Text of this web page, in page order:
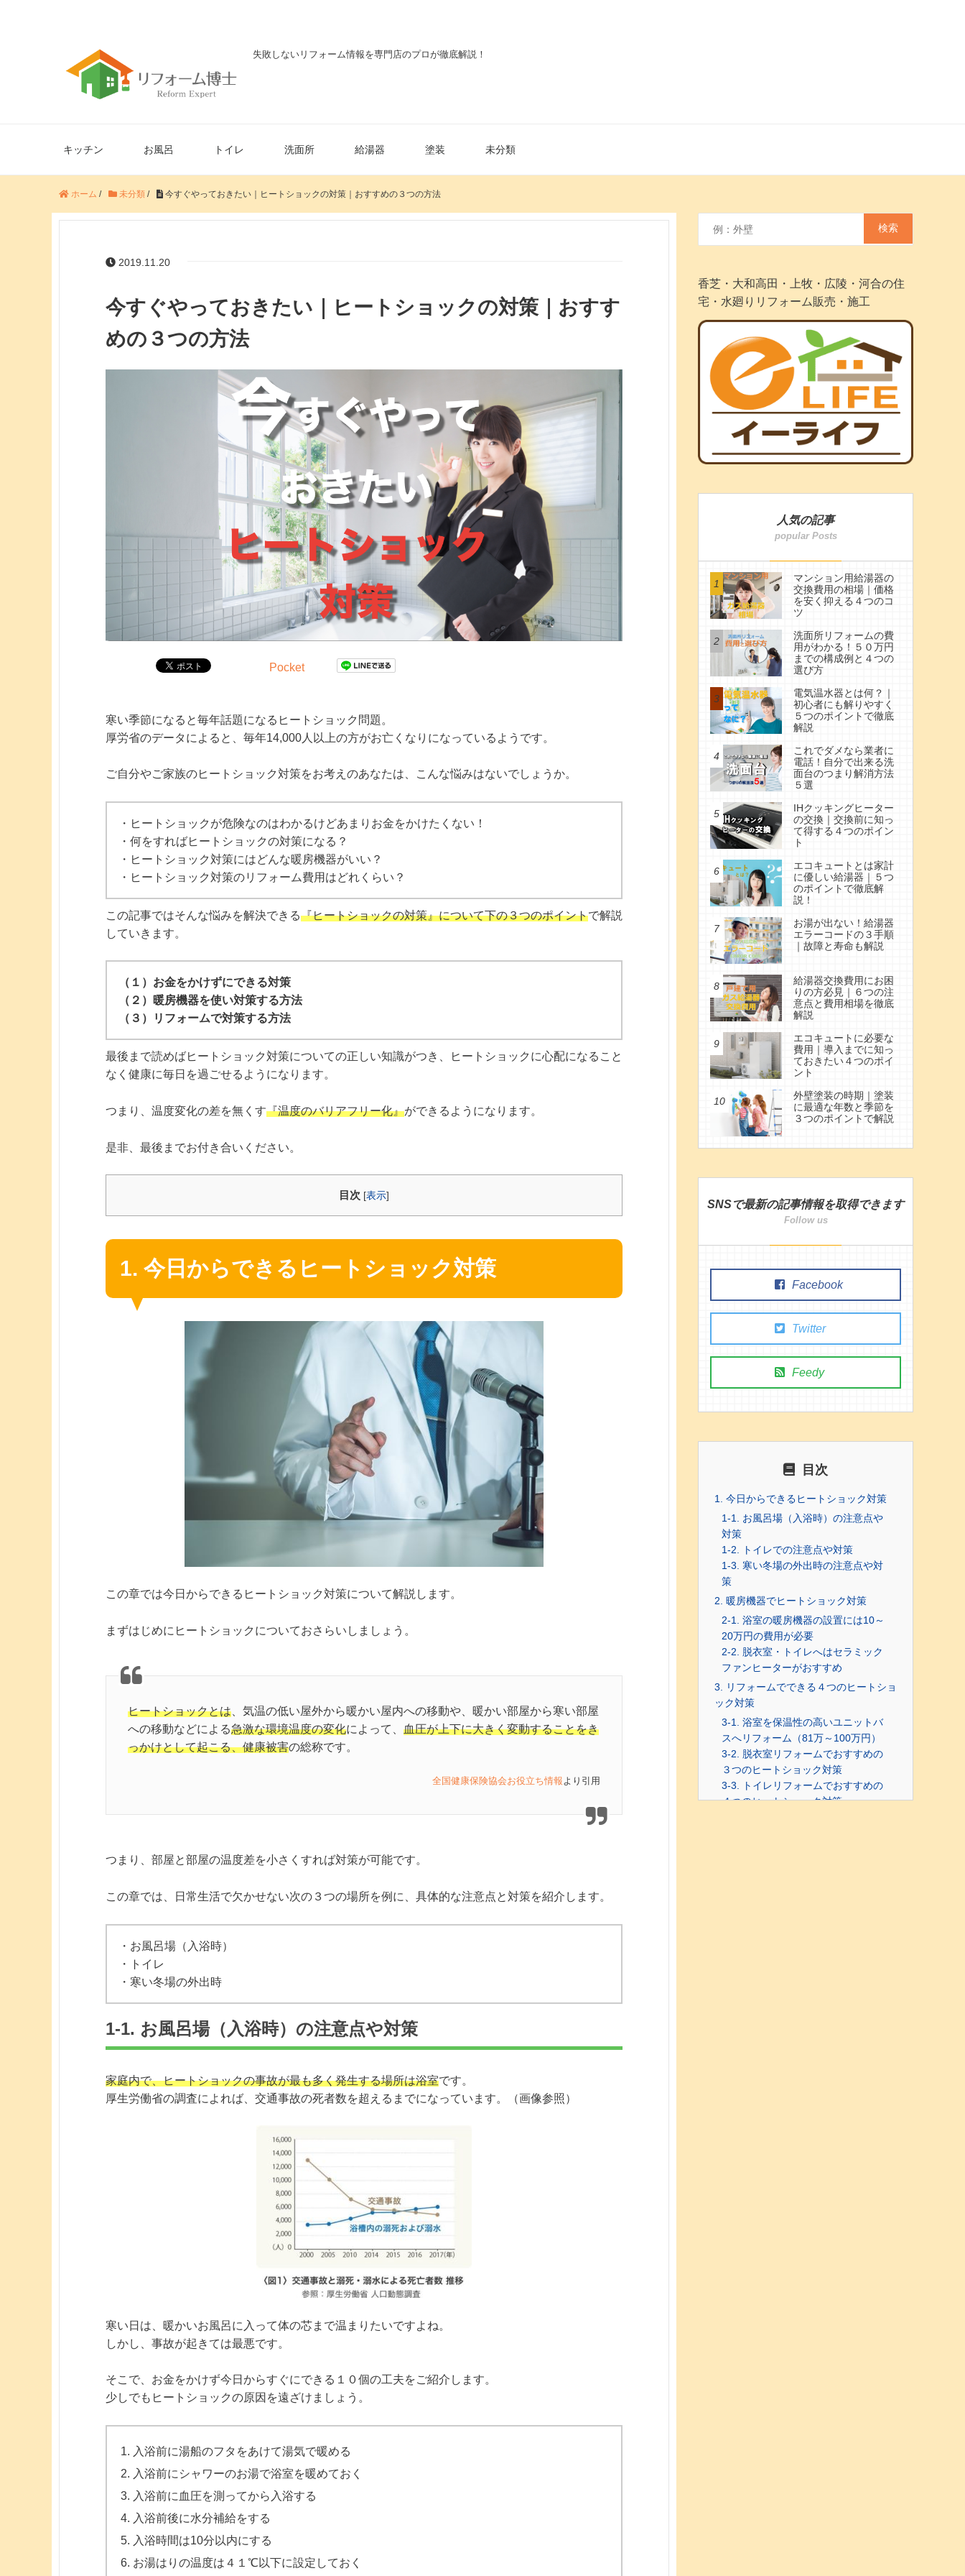
失敗しないリフォーム情報を専門店のプロが徹底解説！
キッチン お風呂 トイレ 洗面所 給湯器 塗装 未分類
ホーム / 未分類 / 今すぐやっておきたい｜ヒートショックの対策｜おすすめの３つの方法
2019.11.20
今すぐやっておきたい｜ヒートショックの対策｜おすす
めの３つの方法
Pocket
寒い季節になると毎年話題になるヒートショック問題。
厚労省のデータによると、毎年14,000人以上の方がお亡くなりになっているようです。
ご自分やご家族のヒートショック対策をお考えのあなたは、こんな悩みはないでしょうか。
・ヒートショックが危険なのはわかるけどあまりお金をかけたくない！
・何をすればヒートショックの対策になる？
・ヒートショック対策にはどんな暖房機器がいい？
・ヒートショック対策のリフォーム費用はどれくらい？
この記事ではそんな悩みを解決できる『ヒートショックの対策』について下の３つのポイントで解説
していきます。
（１）お金をかけずにできる対策
（２）暖房機器を使い対策する方法
（３）リフォームで対策する方法
最後まで読めばヒートショック対策についての正しい知識がつき、ヒートショックに心配になること
なく健康に毎日を過ごせるようになります。
つまり、温度変化の差を無くす『温度のバリアフリー化』ができるようになります。
是非、最後までお付き合いください。
目次 [表示]
1. 今日からできるヒートショック対策
この章では今日からできるヒートショック対策について解説します。
まずはじめにヒートショックについておさらいしましょう。
ヒートショックとは 、気温の低い屋外から暖かい屋内への移動や、暖かい部屋から寒い部屋
への移動などによる急激な環境温度の変化によって、 血圧が上下に大きく変動することをき
っかけとして起こる、健康被害の総称です。
全国健康保険協会お役立ち情報より引用
つまり、部屋と部屋の温度差を小さくすれば対策が可能です。
この章では、日常生活で欠かせない次の３つの場所を例に、具体的な注意点と対策を紹介します。
・お風呂場（入浴時）
・トイレ
・寒い冬場の外出時
1-1. お風呂場（入浴時）の注意点や対策
家庭内で、ヒートショックの事故が最も多く発生する場所は浴室です。
厚生労働省の調査によれば、交通事故の死者数を超えるまでになっています。（画像参照）
寒い日は、暖かいお風呂に入って体の芯まで温まりたいですよね。
しかし、事故が起きては最悪です。
そこで、お金をかけず今日からすぐにできる１０個の工夫をご紹介します。
少しでもヒートショックの原因を遠ざけましょう。
入浴前に湯船のフタをあけて湯気で暖める
入浴前にシャワーのお湯で浴室を暖めておく
入浴前に血圧を測ってから入浴する
入浴前後に水分補給をする
入浴時間は10分以内にする
お湯はりの温度は４１℃以下に設定しておく
香芝・大和高田・上牧・広陵・河合の住
宅・水廻りリフォーム販売・施工
人気の記事
マンション用給湯器の
交換費用の相場｜価格
を安く抑える４つのコ
ツ
洗面所リフォームの費
用がわかる！５０万円
までの構成例と４つの
選び方
電気温水器とは何？｜
初心者にも解りやすく
５つのポイントで徹底
解説
これでダメなら業者に
電話！自分で出来る洗
面台のつまり解消方法
５選
IHクッキングヒーター
の交換｜交換前に知っ
て得する４つのポイン
ト
エコキュートとは家計
に優しい給湯器｜５つ
のポイントで徹底解
説！
お湯が出ない！給湯器
エラーコードの３手順
｜故障と寿命も解説
給湯器交換費用にお困
りの方必見｜６つの注
意点と費用相場を徹底
解説
エコキュートに必要な
費用｜導入までに知っ
ておきたい４つのポイ
ント
外壁塗装の時期｜塗装
に最適な年数と季節を
３つのポイントで解説
SNSで最新の記事情報を取得できます
Facebook
Twitter
Feedy
目次
1. 今日からできるヒートショック対策
1-1. お風呂場（入浴時）の注意点や
対策
1-2. トイレでの注意点や対策
1-3. 寒い冬場の外出時の注意点や対
策
2. 暖房機器でヒートショック対策
2-1. 浴室の暖房機器の設置には10～
20万円の費用が必要
2-2. 脱衣室・トイレへはセラミック
ファンヒーターがおすすめ
3. リフォームでできる４つのヒートショ
ック対策
3-1. 浴室を保温性の高いユニットバ
スへリフォーム（81万～100万円）
3-2. 脱衣室リフォームでおすすめの
３つのヒートショック対策
3-3. トイレリフォームでおすすめの
４つのヒートショック対策